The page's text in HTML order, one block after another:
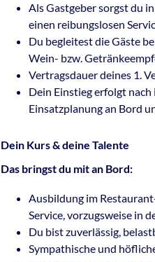
Als Gastgeber sorgst du
einen reibungslosen
Du begleitest die Gäste
Wein- bzw.
Vertragsdauer deines 1.
Dein Einstieg erfolgt
Einsatzplanung an Bord
Dein Kurs & deine Talente
Das bringst du mit an Bord:
Ausbildung im
Service, vorzugsweise in
Du bist zuverlässig,
Sympathische und